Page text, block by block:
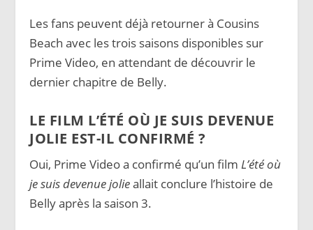
Les fans peuvent déjà retourner à Cousins
Beach avec les trois saisons disponibles sur
Prime Video, en attendant de découvrir le
dernier chapitre de Belly.
LE FILM L’ÉTÉ OÙ JE SUIS DEVENUE
JOLIE EST-IL CONFIRMÉ ?
Oui, Prime Video a confirmé qu’un film L’été où
je suis devenue jolieallait conclure l’histoire de
Belly après la saison 3.